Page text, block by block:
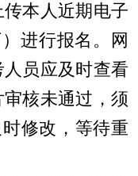
本人近期电子
进行报名。网
员应及时查看
核未通过，须
修改，等待重